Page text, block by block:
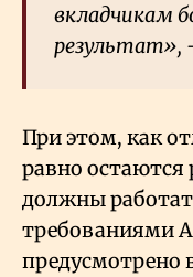
вкладчикам
результат»,
При этом, как
равно
должны
требованиями
предусмотрено